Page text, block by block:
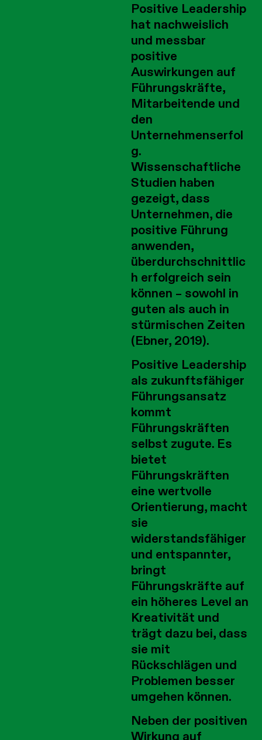
Positive Leadership
hat nachweislich
und messbar
positive
Auswirkungen auf
Führungskräfte,
Mitarbeitende und
den
Unternehmenserfol
g.
Wissenschaftliche
Studien haben
gezeigt, dass
Unternehmen, die
positive Führung
anwenden,
überdurchschnittlic
h erfolgreich sein
können – sowohl in
guten als auch in
stürmischen Zeiten
(Ebner, 2019).
Positive Leadership
als zukunftsfähiger
Führungsansatz
kommt
Führungskräften
selbst zugute. Es
bietet
Führungskräften
eine wertvolle
Orientierung, macht
sie
widerstandsfähiger
und entspannter,
bringt
Führungskräfte auf
ein höheres Level an
Kreativität und
trägt dazu bei, dass
sie mit
Rückschlägen und
Problemen besser
umgehen können.
Neben der positiven